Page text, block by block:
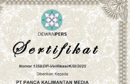
Ujar Sa’dianoor
masyarakat penerima
daerah terdampak bencana.
yang utuh kepada para fasilitator
kegiatan BSPS-PB dan